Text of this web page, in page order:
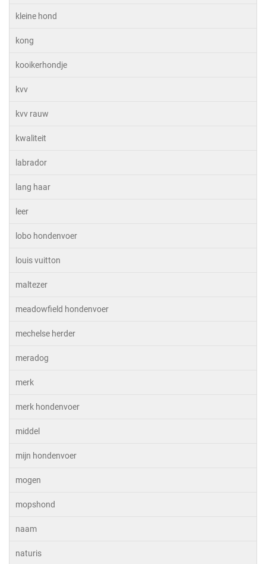
kleine hond
kong
kooikerhondje
kvv
kvv rauw
kwaliteit
labrador
lang haar
leer
lobo hondenvoer
louis vuitton
maltezer
meadowfield hondenvoer
mechelse herder
meradog
merk
merk hondenvoer
middel
mijn hondenvoer
mogen
mopshond
naam
naturis